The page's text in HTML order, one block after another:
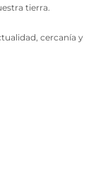
tierra.
cercanía y